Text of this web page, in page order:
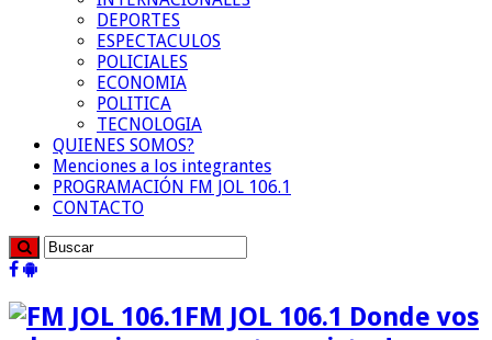
DEPORTES
ESPECTACULOS
POLICIALES
ECONOMIA
POLITICA
TECNOLOGIA
QUIENES SOMOS?
Menciones a los integrantes
PROGRAMACIÓN FM JOL 106.1
CONTACTO
FM JOL 106.1 Donde vos